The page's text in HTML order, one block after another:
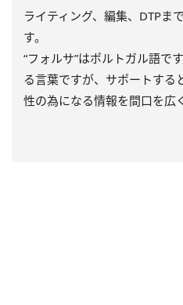
ライティング、編集、DTPま
す。
“フォルサ”はポルトガル語で
る言葉ですが、サポートする
性の為になる情報を間口を広